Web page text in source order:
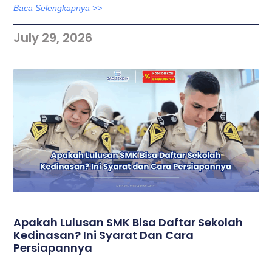
Baca Selengkapnya >>
July 29, 2026
Apakah Lulusan SMK Bisa Daftar Sekolah
Kedinasan? Ini Syarat Dan Cara
Persiapannya